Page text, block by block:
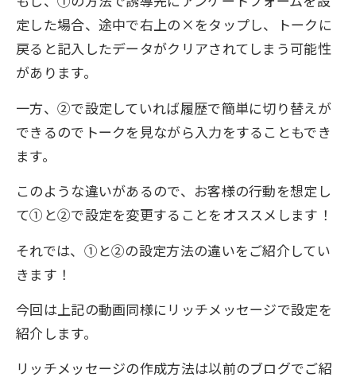
定した場合、途中で右上の×をタップし、トークに
戻ると記入したデータがクリアされてしまう可能性
があります。
一方、②で設定していれば履歴で簡単に切り替えが
できるのでトークを見ながら入力をすることもでき
ます。
このような違いがあるので、お客様の行動を想定し
て①と②で設定を変更することをオススメします！
それでは、①と②の設定方法の違いをご紹介してい
きます！
今回は上記の動画同様にリッチメッセージで設定を
紹介します。
リッチメッセージの作成方法は以前のブログでご紹